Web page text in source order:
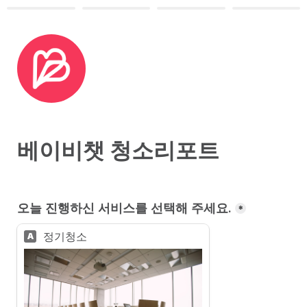
베이비챗 청소리포트
오늘 진행하신 서비스를 선택해 주세요. *
A 정기청소